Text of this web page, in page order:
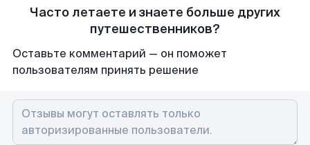
Часто летаете и знаете больше других
путешественников?
Оставьте комментарий — он поможет
пользователям принять решение